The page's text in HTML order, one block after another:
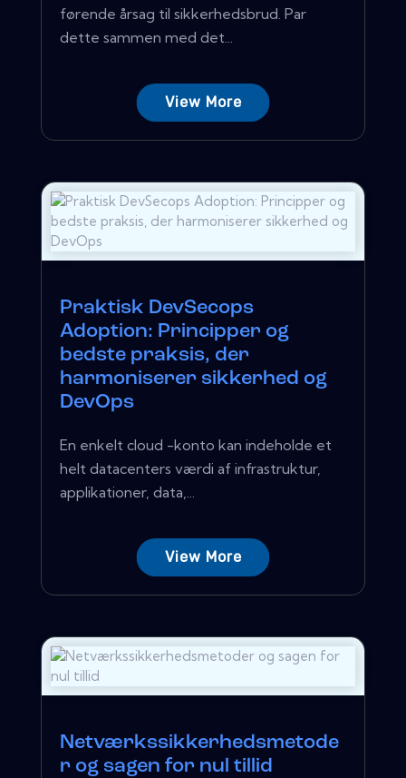
førende årsag til sikkerhedsbrud. Par
dette sammen med det...
View More
Praktisk DevSecops
Adoption: Principper og
bedste praksis, der
harmoniserer sikkerhed og
DevOps
En enkelt cloud -konto kan indeholde et
helt datacenters værdi af infrastruktur,
applikationer, data,...
View More
Netværkssikkerhedsmetode
r og sagen for nul tillid